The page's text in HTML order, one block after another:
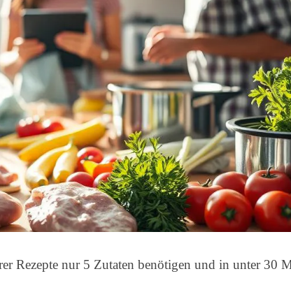
Rezepte nur 5 Zutaten benötigen und in unter 30